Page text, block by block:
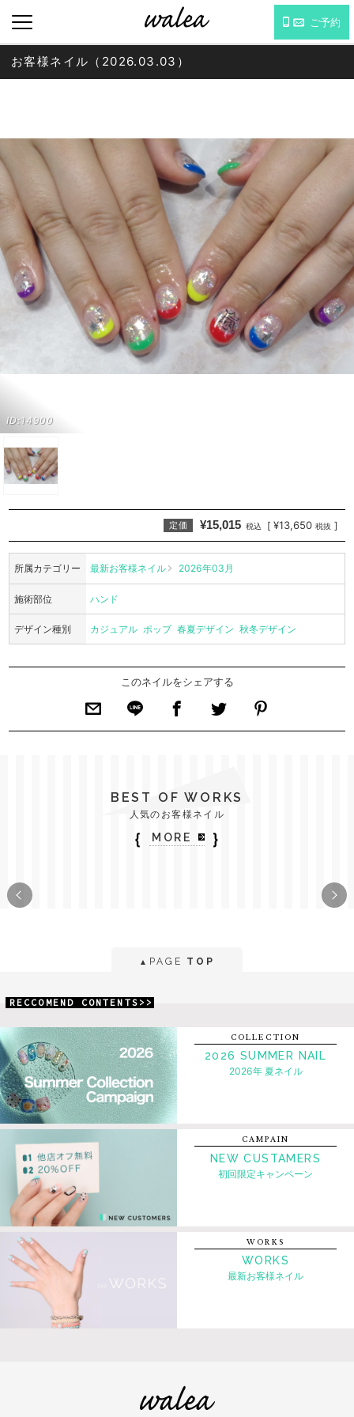
ご予約
ID:14900
お客様ネイル（2026.03.03）
定価 ¥15,015 税込 [ ¥13,650 税抜 ]
所属カテゴリー 最新お客様ネイル 2026年03月
施術部位 ハンド
デザイン種別 カジュアル ポップ 春夏デザイン 秋冬デザイン
このネイルをシェアする
BEST OF WORKS
人気のお客様ネイル
｛ MORE ｝
▲ PAGE TOP
RECCOMEND CONTENTS>>
COLLECTION
2026 SUMMER NAIL
2026年 夏ネイル
CAMPAIN
NEW CUSTAMERS
初回限定キャンペーン
WORKS
WORKS
最新お客様ネイル